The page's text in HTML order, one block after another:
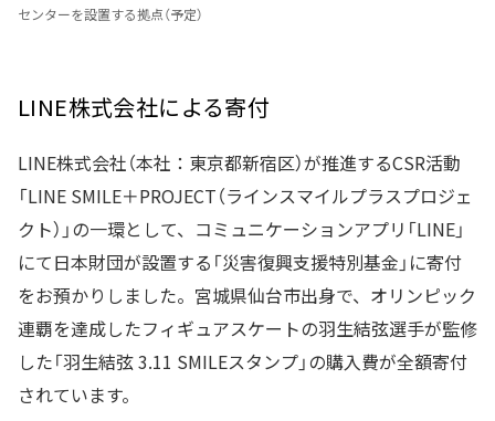
センターを設置する拠点（予定）
LINE株式会社による寄付
LINE株式会社（本社：東京都新宿区）が推進するCSR活動
「LINE SMILE＋PROJECT（ラインスマイルプラスプロジェ
クト）」の一環として、コミュニケーションアプリ「LINE」
にて日本財団が設置する「災害復興支援特別基金」に寄付
をお預かりしました。宮城県仙台市出身で、オリンピック
連覇を達成したフィギュアスケートの羽生結弦選手が監修
した「羽生結弦 3.11 SMILEスタンプ」の購入費が全額寄付
されています。